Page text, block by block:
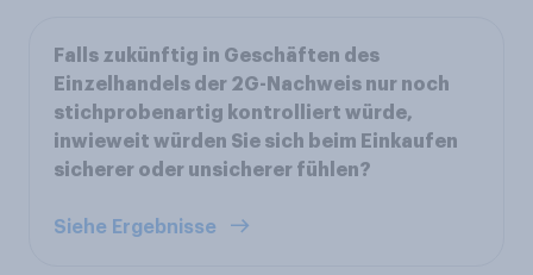
Falls zukünftig in Geschäften des
Einzelhandels der 2G-Nachweis nur noch
stichprobenartig kontrolliert würde,
inwieweit würden Sie sich beim Einkaufen
sicherer oder unsicherer fühlen?
Siehe Ergebnisse